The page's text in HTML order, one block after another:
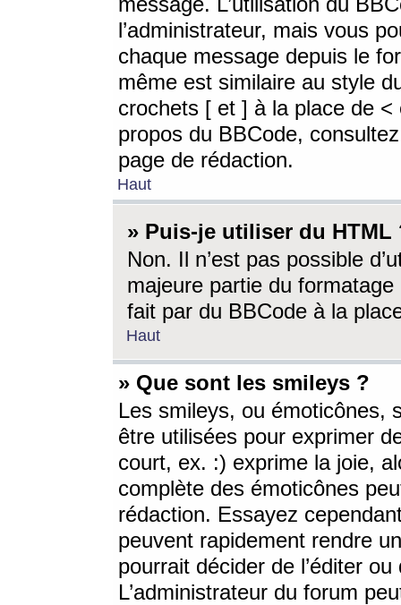
l’administrateur, mais vous
chaque message depuis le
même est similaire au style
crochets [ et ] à la place de <
propos du BBCode,
page de rédaction.
Haut
» Puis-je utiliser du HTML
Non. Il n’est pas possible
majeure partie du
fait par du BBCode à la
Haut
» Que sont les smileys ?
Les smileys, ou émoticônes,
être utilisées pour exprimer
court, ex. :) exprime la joie,
complète des émoticônes
rédaction. Essayez
peuvent rapidement rendre
pourrait décider de l’éditer
L’administrateur du forum